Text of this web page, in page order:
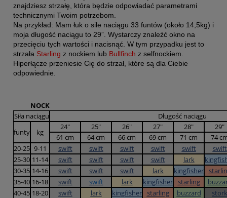
znajdziesz strzałę, która będzie odpowiadać parametrami
technicznymi Twoim potrzebom.
Na przykład: Mam łuk o sile naciągu 33 funtów (około 14,5kg) i
moja długość naciągu to 29”. Wystarczy znaleźć okno na
przecięciu tych wartości i nacisnąć. W tym przypadku jest to
strzała Starling z nockiem lub Bullfinch z selfnockiem.
Hiperłącze przeniesie Cię do strzał, które są dla Ciebie
odpowiednie.
NOCK
Siła naciągu
Długość naciągu
funty
kg
24" 25" 26" 27" 28"
29"
61 cm
64 cm 66 cm 69 cm 71 cm
74
20-25 9-11 swift swift swift swift swift
swift
25-30 11-14 swift swift swift swift lark
30-35 14-16 swift swift swift lark kingfisher
35-40 16-18 swift swift lark kingfisher starling
40-45 18-20 swift lark kingfisher starling buzzard
stork